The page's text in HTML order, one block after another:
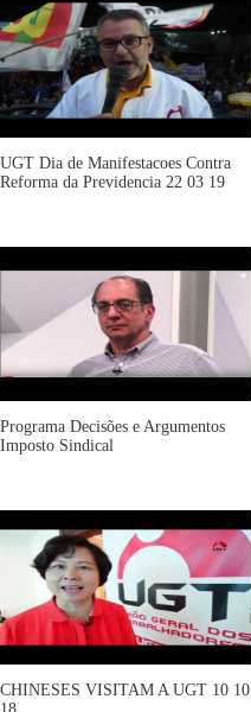
UGT Dia de Manifestacoes Contra
Reforma da Previdencia 22 03 19
Programa Decisões e Argumentos
Imposto Sindical
CHINESES VISITAM A UGT 10 10